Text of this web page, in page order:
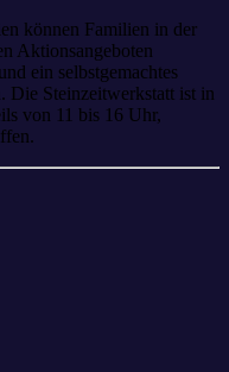
können Familien in der
Aktionsangeboten
ein selbstgemachtes
Die Steinzeitwerkstatt ist in
von 11 bis 16 Uhr,